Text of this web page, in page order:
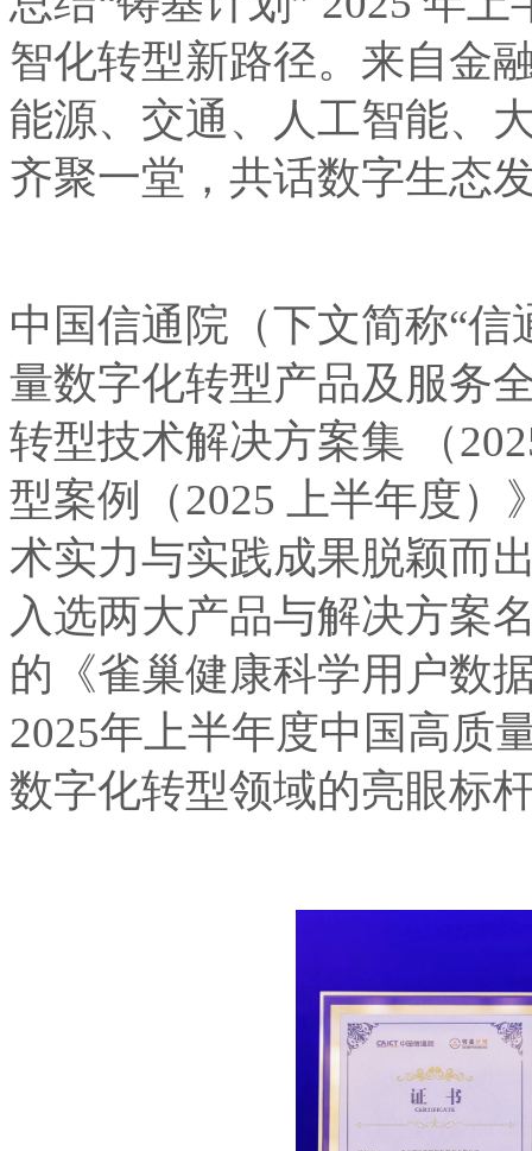
智化转型新路径。来自金融、
能源、交通、人工智能
齐聚一堂，共话数字生态
中国信通院（下文简称“
量数字化转型产品及服务
转型技术解决方案集 （
型案例（2025 上半年度）
术实力与实践成果脱颖而出
入选两大产品与解决方案名
的《雀巢健康科学用户数据
2025年上半年度中国高质
数字化转型领域的亮眼标